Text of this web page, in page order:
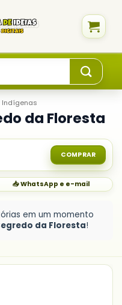
Indígenas
da Floresta
COMPRAR
📥 WhatsApp e e-mail
em um momento
da Floresta!